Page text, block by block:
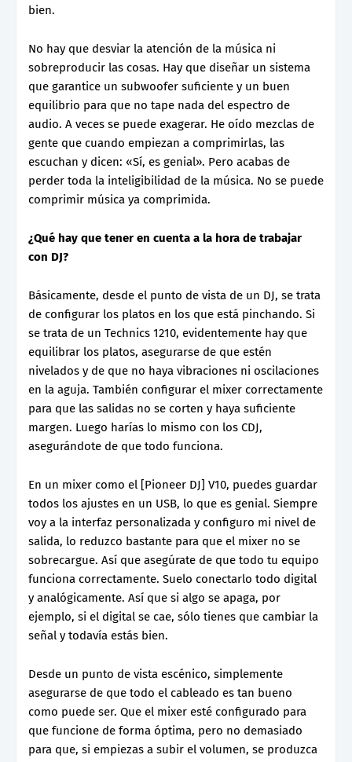
bien.
No hay que desviar la atención de la música ni
sobreproducir las cosas. Hay que diseñar un sistema
que garantice un subwoofer suficiente y un buen
equilibrio para que no tape nada del espectro de
audio. A veces se puede exagerar. He oído mezclas de
gente que cuando empiezan a comprimirlas, las
escuchan y dicen: «Sí, es genial». Pero acabas de
perder toda la inteligibilidad de la música. No se puede
comprimir música ya comprimida.
¿Qué hay que tener en cuenta a la hora de trabajar
con DJ?
Básicamente, desde el punto de vista de un DJ, se trata
de configurar los platos en los que está pinchando. Si
se trata de un Technics 1210, evidentemente hay que
equilibrar los platos, asegurarse de que estén
nivelados y de que no haya vibraciones ni oscilaciones
en la aguja. También configurar el mixer correctamente
para que las salidas no se corten y haya suficiente
margen. Luego harías lo mismo con los CDJ,
asegurándote de que todo funciona.
En un mixer como el [Pioneer DJ] V10, puedes guardar
todos los ajustes en un USB, lo que es genial. Siempre
voy a la interfaz personalizada y configuro mi nivel de
salida, lo reduzco bastante para que el mixer no se
sobrecargue. Así que asegúrate de que todo tu equipo
funciona correctamente. Suelo conectarlo todo digital
y analógicamente. Así que si algo se apaga, por
ejemplo, si el digital se cae, sólo tienes que cambiar la
señal y todavía estás bien.
Desde un punto de vista escénico, simplemente
asegurarse de que todo el cableado es tan bueno
como puede ser. Que el mixer esté configurado para
que funcione de forma óptima, pero no demasiado
para que, si empiezas a subir el volumen, se produzca